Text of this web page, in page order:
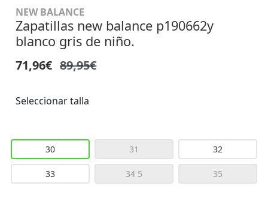
NEW BALANCE
Zapatillas new balance p190662y
blanco gris de niño.
71,96€ 89,95€
Seleccionar talla
30 31 32
33 34 5 35